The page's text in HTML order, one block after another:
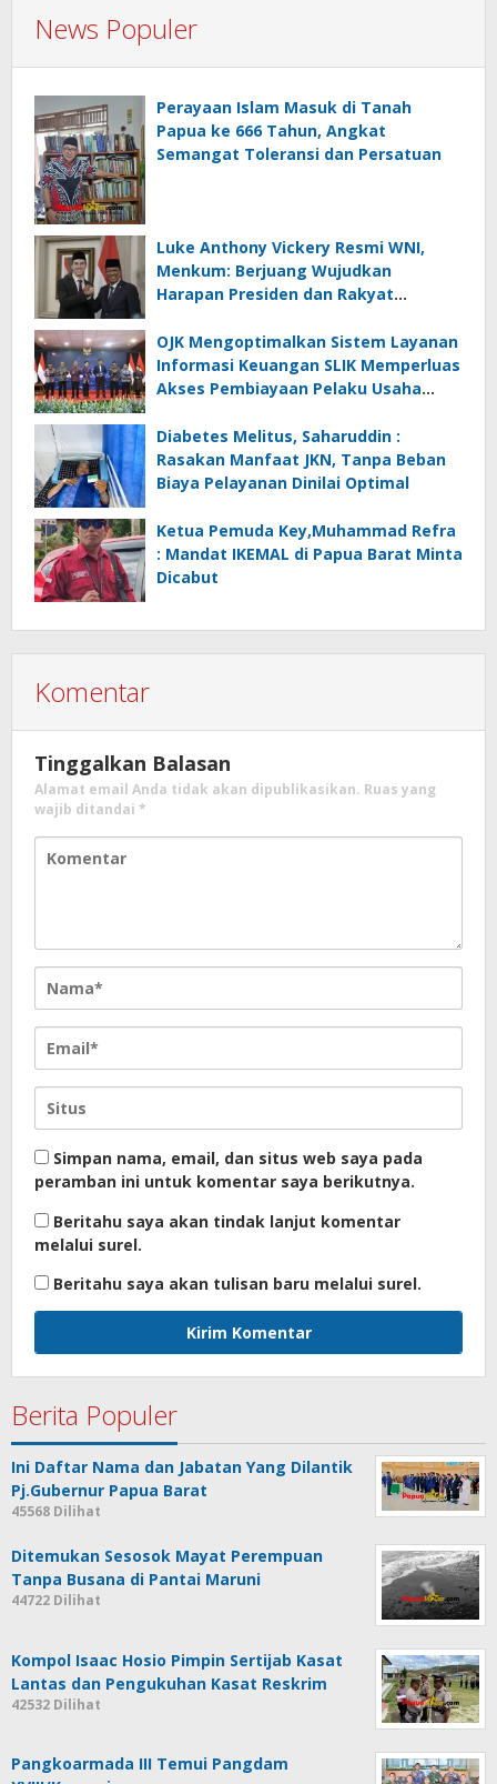
News Populer
Perayaan Islam Masuk di Tanah
Papua ke 666 Tahun, Angkat
Semangat Toleransi dan Persatuan
Luke Anthony Vickery Resmi WNI,
Menkum: Berjuang Wujudkan
Harapan Presiden dan Rakyat
OJK Mengoptimalkan Sistem Layanan
Informasi Keuangan SLIK Memperluas
Akses Pembiayaan Pelaku Usaha
Diabetes Melitus, Saharuddin :
Rasakan Manfaat JKN, Tanpa Beban
Biaya Pelayanan Dinilai Optimal
Ketua Pemuda Key,Muhammad Refra
: Mandat IKEMAL di Papua Barat Minta
Dicabut
Komentar
Tinggalkan Balasan
Alamat email Anda tidak akan dipublikasikan. Ruas yang
wajib ditandai *
Simpan nama, email, dan situs web saya pada
peramban ini untuk komentar saya berikutnya.
Beritahu saya akan tindak lanjut komentar
melalui surel.
Beritahu saya akan tulisan baru melalui surel.
Berita Populer
Ini Daftar Nama dan Jabatan Yang Dilantik
Pj.Gubernur Papua Barat
45568 Dilihat
Ditemukan Sesosok Mayat Perempuan
Tanpa Busana di Pantai Maruni
44722 Dilihat
Kompol Isaac Hosio Pimpin Sertijab Kasat
Lantas dan Pengukuhan Kasat Reskrim
42532 Dilihat
Pangkoarmada III Temui Pangdam